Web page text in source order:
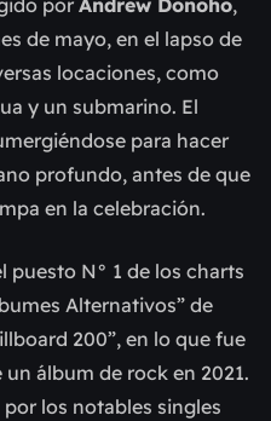
porAndrew Donoho,
de mayo, en el lapso de
locaciones, como
y un submarino. El
para hacer
profundo, antes de que
en la celebración.
puesto N° 1 de los charts
Alternativos” de
200”, en lo que fue
álbum de rock en 2021.
los notables singles